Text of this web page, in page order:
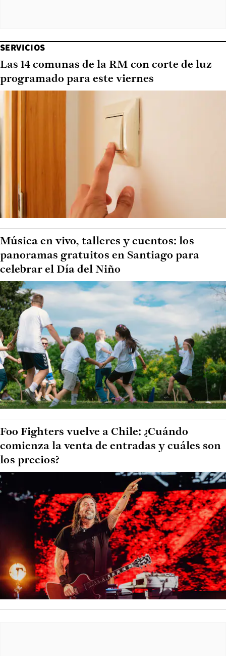
SERVICIOS
Las 14 comunas de la RM con corte de luz
programado para este viernes
Música en vivo, talleres y cuentos: los
panoramas gratuitos en Santiago para
celebrar el Día del Niño
Foo Fighters vuelve a Chile: ¿Cuándo
comienza la venta de entradas y cuáles son
los precios?